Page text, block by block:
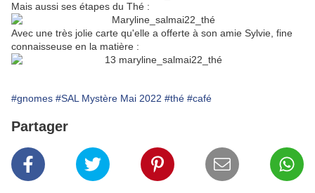
Mais aussi ses étapes du Thé :
Avec une très jolie carte qu'elle a offerte à son amie Sylvie, fine
connaisseuse en la matière :
#gnomes #SAL Mystère Mai 2022 #thé #café
Partager